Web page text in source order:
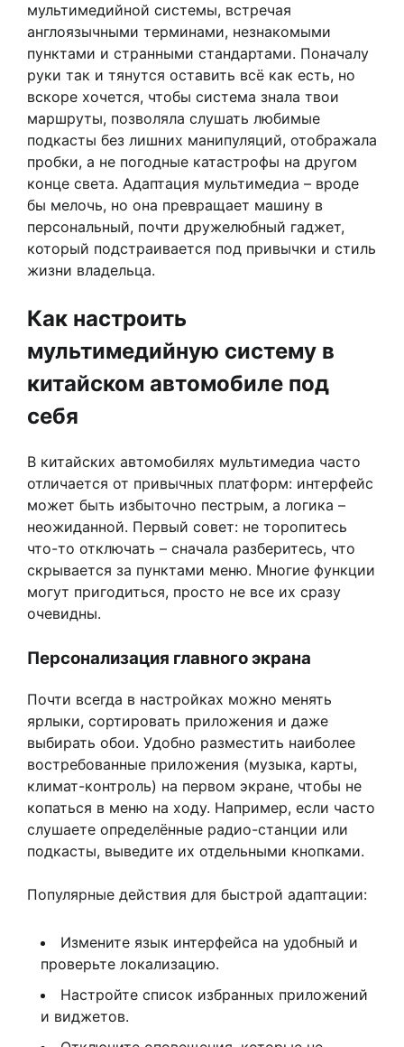
мультимедийной системы, встречая
англоязычными терминами, незнакомыми
пунктами и странными стандартами. Поначалу
руки так и тянутся оставить всё как есть, но
вскоре хочется, чтобы система знала твои
маршруты, позволяла слушать любимые
подкасты без лишних манипуляций, отображала
пробки, а не погодные катастрофы на другом
конце света. Адаптация мультимедиа – вроде
бы мелочь, но она превращает машину в
персональный, почти дружелюбный гаджет,
который подстраивается под привычки и стиль
жизни владельца.
Как настроить
мультимедийную систему в
китайском автомобиле под
себя
В китайских автомобилях мультимедиа часто
отличается от привычных платформ: интерфейс
может быть избыточно пестрым, а логика –
неожиданной. Первый совет: не торопитесь
что-то отключать – сначала разберитесь, что
скрывается за пунктами меню. Многие функции
могут пригодиться, просто не все их сразу
очевидны.
Персонализация главного экрана
Почти всегда в настройках можно менять
ярлыки, сортировать приложения и даже
выбирать обои. Удобно разместить наиболее
востребованные приложения (музыка, карты,
климат-контроль) на первом экране, чтобы не
копаться в меню на ходу. Например, если часто
слушаете определённые радио-станции или
подкасты, выведите их отдельными кнопками.
Популярные действия для быстрой адаптации:
Измените язык интерфейса на удобный и
проверьте локализацию.
Настройте список избранных приложений
и виджетов.